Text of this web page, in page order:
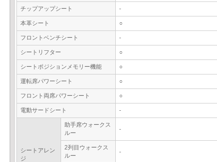
チップアップシート -
本革シート ○
フロントベンチシート -
シートリフター ○
シートポジションメモリー機能 ○
運転席パワーシート ○
フロント両席パワーシート ○
電動サードシート -
シートアレン
ジ
助手席ウォークス
ルー
-
2列目ウォークス
ルー
-